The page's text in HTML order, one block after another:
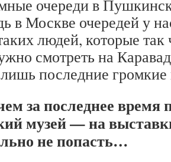
очереди в
в Москве очередей у
людей, которые так
смотреть на
последние громкие
за последнее время
музей — на
не попасть…